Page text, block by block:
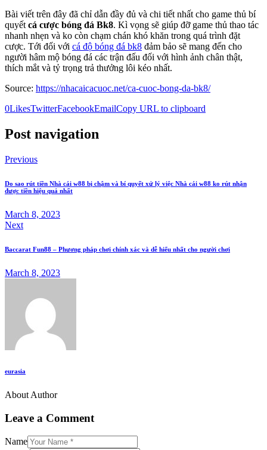
Bài viết trên đây đã chỉ dẫn đầy đủ và chi tiết nhất cho game thủ bí
quyết cá cược bóng đá Bk8. Kì vọng sẽ giúp đỡ game thủ thao tác
nhanh nhẹn và ko còn chạm chán khó khăn trong quá trình đặt
cược. Tới đối với cá độ bóng đá bk8 đảm bảo sẽ mang đến cho
người hâm mộ bóng đá các trận đấu đối với hình ảnh chân thật,
thích mắt và tỷ trọng trả thưởng lôi kéo nhất.
Source: https://nhacaicacuoc.net/ca-cuoc-bong-da-bk8/
0LikesTwitterFacebookEmailCopy URL to clipboard
Post navigation
Previous
Do sao rút tiền Nhà cái w88 bị chậm và bí quyết xử lý việc Nhà cái w88 ko rút nhận
được tiền hiệu quả nhất
March 8, 2023
Next
Baccarat Fun88 – Phương pháp chơi chính xác và dễ hiểu nhất cho người chơi
March 8, 2023
eurasia
About Author
Leave a Comment
Name